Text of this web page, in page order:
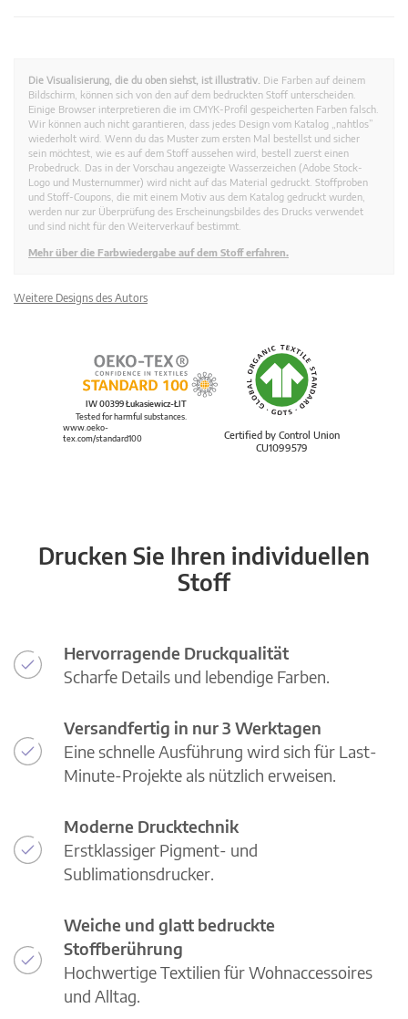
Die Visualisierung, die du oben siehst, ist illustrativ. Die Farben auf deinem
Bildschirm, können sich von den auf dem bedruckten Stoff unterscheiden.
Einige Browser interpretieren die im CMYK-Profil gespeicherten Farben falsch.
Wir können auch nicht garantieren, dass jedes Design vom Katalog „nahtlos”
wiederholt wird. Wenn du das Muster zum ersten Mal bestellst und sicher
sein möchtest, wie es auf dem Stoff aussehen wird, bestell zuerst einen
Probedruck. Das in der Vorschau angezeigte Wasserzeichen (Adobe Stock-
Logo und Musternummer) wird nicht auf das Material gedruckt. Stoffproben
und Stoff-Coupons, die mit einem Motiv aus dem Katalog gedruckt wurden,
werden nur zur Überprüfung des Erscheinungsbildes des Drucks verwendet
und sind nicht für den Weiterverkauf bestimmt.
Mehr über die Farbwiedergabe auf dem Stoff erfahren.
Weitere Designs des Autors
Certified by Control Union
CU1099579
IW 00399 Łukasiewicz-ŁIT
Tested for harmful substances.
www.oeko-
tex.com/standard100
Drucken Sie Ihren individuellen
Stoff
Hervorragende Druckqualität
Scharfe Details und lebendige Farben.
Versandfertig in nur 3 Werktagen
Eine schnelle Ausführung wird sich für Last-
Minute-Projekte als nützlich erweisen.
Moderne Drucktechnik
Erstklassiger Pigment- und
Sublimationsdrucker.
Weiche und glatt bedruckte
Stoffberührung
Hochwertige Textilien für Wohnaccessoires
und Alltag.